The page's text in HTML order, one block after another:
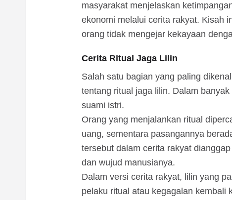
masyarakat menjelaskan
ekonomi melalui cerita rakyat. Kisah
orang tidak mengejar kekayaan
Cerita Ritual Jaga Lilin
Salah satu bagian yang paling
tentang ritual jaga lilin. Dalam
suami istri.
Orang yang menjalankan ritual
uang, sementara pasangannya
tersebut dalam cerita rakyat
dan wujud manusianya.
Dalam versi cerita rakyat, lilin yang
pelaku ritual atau kegagalan kembali